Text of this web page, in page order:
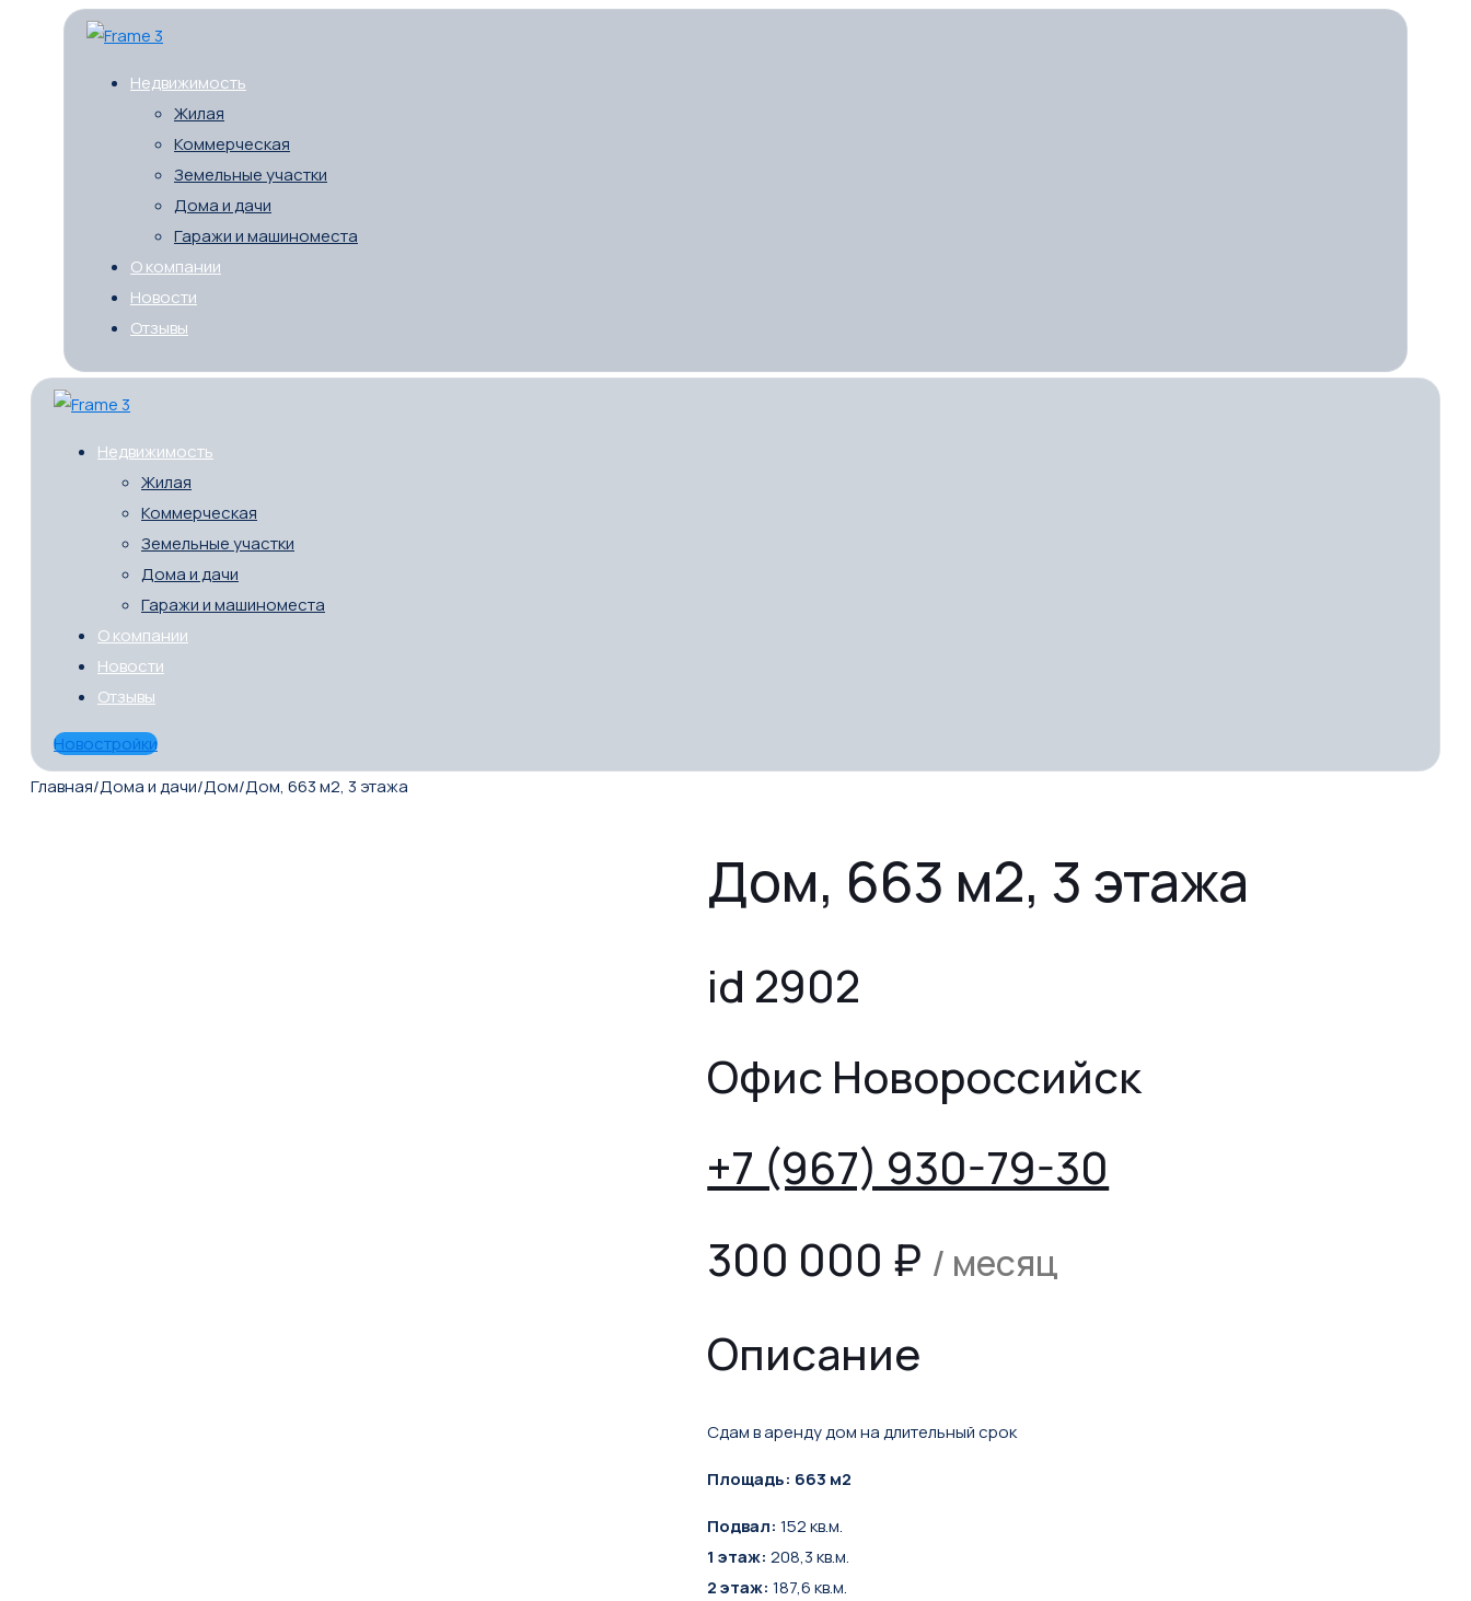
Недвижимость
Жилая
Коммерческая
Земельные участки
Дома и дачи
Гаражи и машиноместа
О компании
Новости
Отзывы
Недвижимость
Жилая
Коммерческая
Земельные участки
Дома и дачи
Гаражи и машиноместа
О компании
Новости
Отзывы
Новостройки
Главная/Дома и дачи/Дом/Дом, 663 м2, 3 этажа
Дом, 663 м2, 3 этажа
id 2902
Офис Новороссийск
+7 (967) 930-79-30
300 000 ₽ / месяц
Описание
Сдам в аренду дом на длительный срок
Площадь: 663 м2
Подвал:152 кв.м.
1 этаж:208,3 кв.м.
2 этаж:187,6 кв.м.